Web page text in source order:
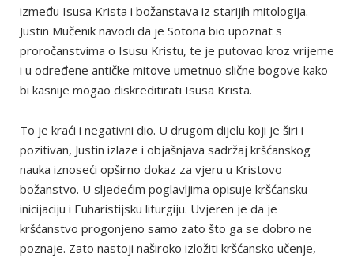
između Isusa Krista i božanstava iz starijih mitologija.
Justin Mučenik navodi da je Sotona bio upoznat s
proročanstvima o Isusu Kristu, te je putovao kroz vrijeme
i u određene antičke mitove umetnuo slične bogove kako
bi kasnije mogao diskreditirati Isusa Krista.
To je kraći i negativni dio. U drugom dijelu koji je širi i
pozitivan, Justin izlaze i objašnjava sadržaj kršćanskog
nauka iznoseći opširno dokaz za vjeru u Kristovo
božanstvo. U sljedećim poglavljima opisuje kršćansku
inicijaciju i Euharistijsku liturgiju. Uvjeren je da je
kršćanstvo progonjeno samo zato što ga se dobro ne
poznaje. Zato nastoji naširoko izložiti kršćansko učenje,